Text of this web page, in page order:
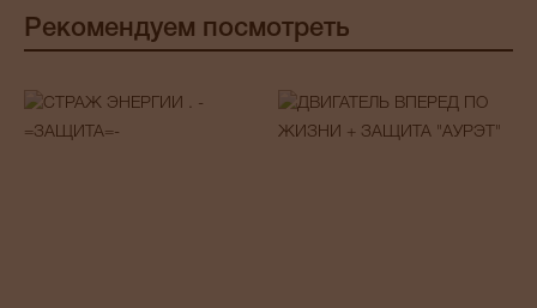
Рекомендуем посмотреть